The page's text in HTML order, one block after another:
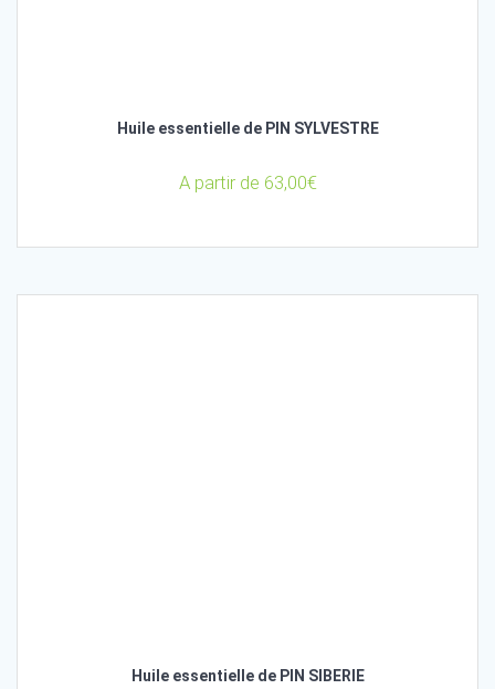
Huile essentielle de PIN SYLVESTRE
A partir de 63,00€
Huile essentielle de PIN SIBERIE